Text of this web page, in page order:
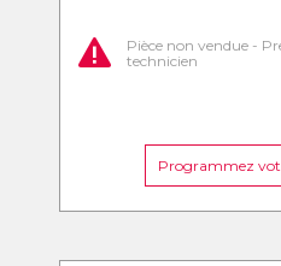
Pièce non vendue -
technicien
Programmez